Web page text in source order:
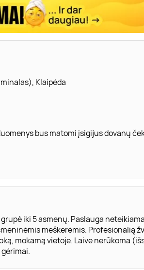
Klaipėda
bus matomi įsigijus dovanų
iki 5 asmenų. Paslauga
meškerėmis. Profesionalią
mokamą vietoje. Laive nerūkoma